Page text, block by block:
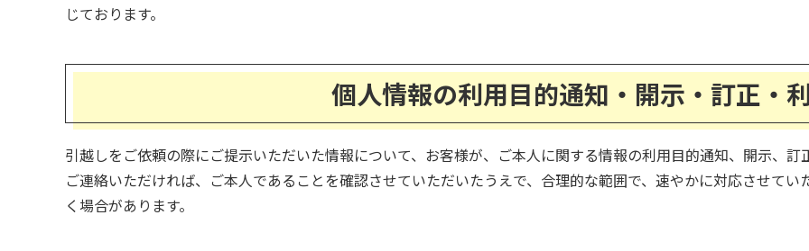
じております。
個人情報の利用目的通知・開示・訂正・
引越しをご依頼の際にご提示いただいた情報について、お客様が、ご本人に関する情報の利用目的通知、開示、
ご連絡いただければ、ご本人であることを確認させていただいたうえで、合理的な範囲で、速やかに対応させて
く場合があります。